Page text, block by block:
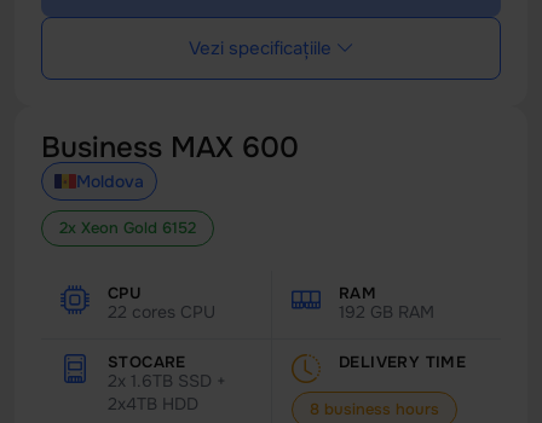
Vezi specificațiile
Business MAX 600
Moldova
2x Xeon Gold 6152
CPU
22 cores CPU
RAM
192 GB RAM
STOCARE
2x 1.6TB SSD +
2x4TB HDD
DELIVERY TIME
8 business hours